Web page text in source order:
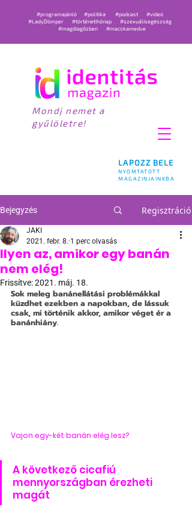
LAPOZZ BELE
NYOMTATOTT
MAGAZINJAINKBA
#programajánló #politika #podcast
#videó
#LadyDömper
#történetihónap
#szexuálisegészség
#magdiagőzben
#macskamedve
Mondj nemet a
gyűlöletre!
Bejegyzés Regisztráció
Ilyen az, amikor egy banán
nem elég!
JAKI
2021. febr. 8. 1 perc olvasás
Frissítve:2021. máj. 18.
Sok meleg banánellátási problémákkal
küzdhet ezekben a napokban, de lássuk
csak, mi történik akkor, amikor véget ér a
banánhiány.
Vajon egy-két banán elég lesz?
A következő cicafiú
mennyországban érezheti
magát